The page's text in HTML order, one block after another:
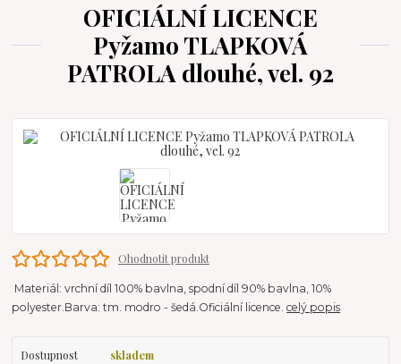
OFICIÁLNÍ LICENCE
Pyžamo TLAPKOVÁ
PATROLA dlouhé, vel. 92
Ohodnotit produkt
Materiál: vrchní díl 100% bavlna, spodní díl 90% bavlna, 10%
polyester.Barva: tm. modro - šedá.Oficiální licence.celý popis
Dostupnost skladem